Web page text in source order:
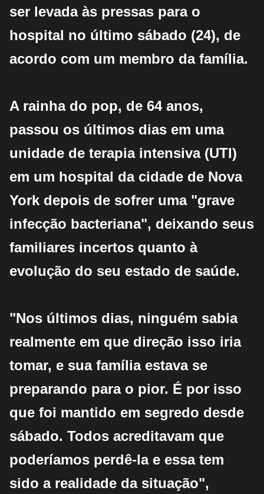
ser levada às pressas para o
hospital no último sábado (24), de
acordo com um membro da família.
A rainha do pop, de 64 anos,
passou os últimos dias em uma
unidade de terapia intensiva (UTI)
em um hospital da cidade de Nova
York depois de sofrer uma "grave
infecção bacteriana", deixando seus
familiares incertos quanto à
evolução do seu estado de saúde.
"Nos últimos dias, ninguém sabia
realmente em que direção isso iria
tomar, e sua família estava se
preparando para o pior. É por isso
que foi mantido em segredo desde
sábado. Todos acreditavam que
poderíamos perdê-la e essa tem
sido a realidade da situação",